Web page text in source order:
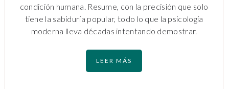
condición humana. Resume, con la precisión que solo
tiene la sabiduría popular, todo lo que la psicología
moderna lleva décadas intentando demostrar.
LEER MÁS